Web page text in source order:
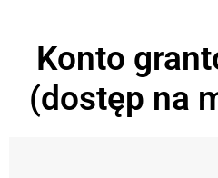
Konto
(dostęp na